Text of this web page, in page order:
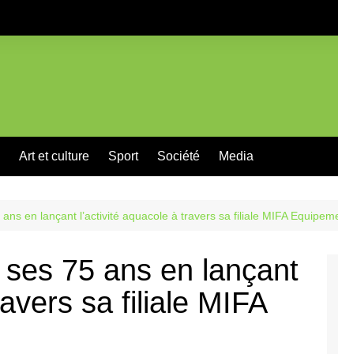
Art et culture Sport Société Media
en lançant l’activité aquacole à travers sa filiale MIFA
75 ans en lançant
sa filiale MIFA